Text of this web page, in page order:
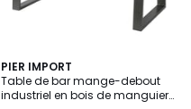
PIER IMPORT
Table de bar mange-debout
industriel en bois de manguier
1
/
5